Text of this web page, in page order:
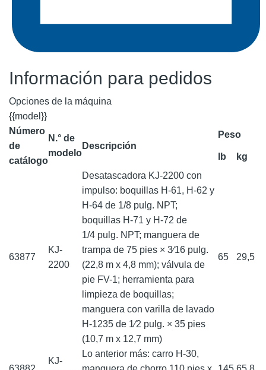
Información para pedidos
Opciones de la máquina
{{model}}
Número
de
catálogo
N.° de
modelo
Descripción
Peso
lb kg
63877
KJ-
2200
Desatascadora KJ-2200 con
impulso: boquillas H-61, H-62 y
H-64 de 1/8 pulg. NPT;
boquillas H-71 y H-72 de
1/4 pulg. NPT; manguera de
trampa de 75 pies × 3⁄16 pulg.
(22,8 m x 4,8 mm); válvula de
pie FV-1; herramienta para
limpieza de boquillas;
manguera con varilla de lavado
H-1235 de 1⁄2 pulg. × 35 pies
(10,7 m x 12,7 mm)
65 29,5
KJ-
Lo anterior más: carro H-30,